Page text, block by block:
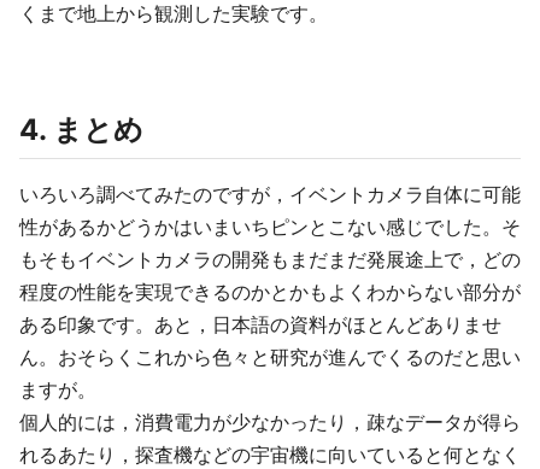
くまで地上から観測した実験です。
4. まとめ
いろいろ調べてみたのですが，イベントカメラ自体に可能
性があるかどうかはいまいちピンとこない感じでした。そ
もそもイベントカメラの開発もまだまだ発展途上で，どの
程度の性能を実現できるのかとかもよくわからない部分が
ある印象です。あと，日本語の資料がほとんどありませ
ん。おそらくこれから色々と研究が進んでくるのだと思い
ますが。
個人的には，消費電力が少なかったり，疎なデータが得ら
れるあたり，探査機などの宇宙機に向いていると何となく